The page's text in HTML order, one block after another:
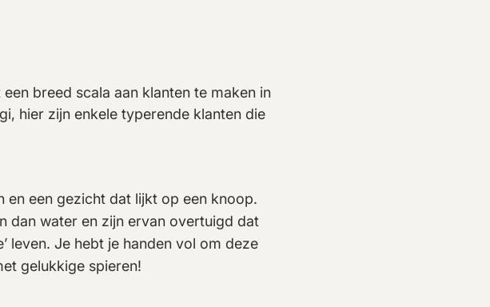
breed scala aan klanten te maken in
hier zijn enkele typerende klanten die
een gezicht dat lijkt op een knoop.
dan water en zijn ervan overtuigd dat
leven. Je hebt je handen vol om deze
gelukkige spieren!